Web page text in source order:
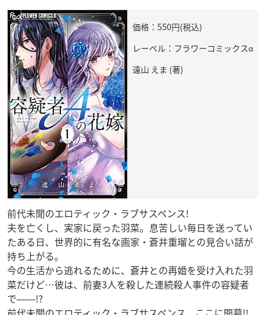
価格：550円(税込)
レーベル：フラワーコミックスα
遠山 えま (著)
前代未聞のエロティック・ラブサスペンス!
夫を亡くし、実家に戻った羽菜。息苦しい毎日を送ってい
たある日、世界的に有名な画家・蒼井重瑠との見合い話が
持ち上がる。
今の生活から逃れるために、蒼井との再婚を受け入れた羽
菜だけど…彼は、前妻3人を殺した連続殺人事件の容疑者
で――!?